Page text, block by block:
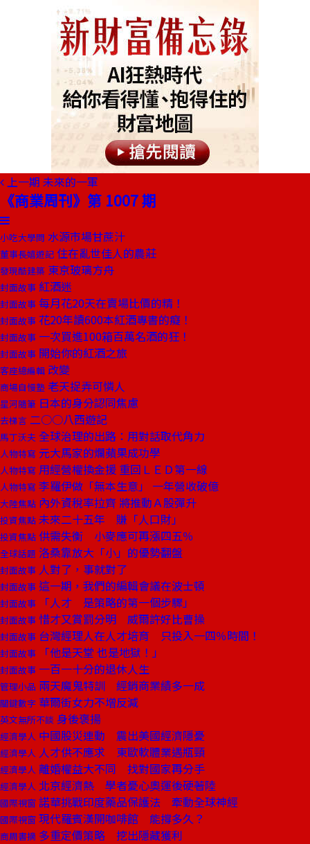
上一期 未來的一軍
《商業周刊》第 1007 期
小吃大學問 水源市場甘蔗汁
董事長嬉遊記 住在亂世佳人的農莊
發現酷建築 東京玻璃方舟
封面故事 紅酒迷
封面故事 每月花20天在賣場比價的精！
封面故事 花20年讀600本紅酒專書的癡！
封面故事 一次買進100箱百萬名酒的狂！
封面故事 開始你的紅酒之旅
客座總編輯 改變
商場自慢塾 老天捉弄可憐人
星河隨筆 日本的身分認同焦慮
去梯言 二○○八西遊記
馬丁沃夫 全球治理的出路：用對話取代角力
人物特寫 元大馬家的爛蘋果成功學
人物特寫 用經營權換金援 重回ＬＥＤ第一線
人物特寫 李羅伊做「無本生意」 一年營收破億
大陸焦點 內外資稅率拉齊 將推動Ａ股彈升
投資焦點 未來二十五年 賺「人口財」
投資焦點 供需失衡 小麥應可再漲四五％
全球話題 洛桑靠放大「小」的優勢翻盤
封面故事 人對了，事就對了
封面故事 這一期，我們的編輯會議在波士頓
封面故事 「人才 是策略的第一個步驟」
封面故事 惜才又賞罰分明 威爾許好比曹操
封面故事 台灣經理人在人才培育 只投入一四％時間！
封面故事 「他是天堂 也是地獄！」
封面故事 一百一十分的退休人生
管理小品 兩天魔鬼特訓 經銷商業績多一成
關鍵數字 華爾街女力不增反減
英文無所不談 身後褒揚
經濟學人 中國股災連動 震出美國經濟隱憂
經濟學人 人才供不應求 東歐軟體業遇瓶頸
經濟學人 離婚權益大不同 找對國家再分手
經濟學人 北京經濟熱 學者憂心奧運後硬著陸
國際視窗 諾華挑戰印度藥品保護法 牽動全球神經
國際視窗 現代羅賓漢開咖啡館 能撐多久？
商周書摘 多重定價策略 挖出隱藏獲利